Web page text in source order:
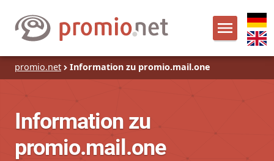
promio.net Information zu promio.mail.one
Information zu
promio.mail.one